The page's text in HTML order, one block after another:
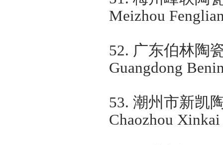
Meizhou
52. 广东伯林陶
Guangdong
53. 潮州市新凯
Chaozhou